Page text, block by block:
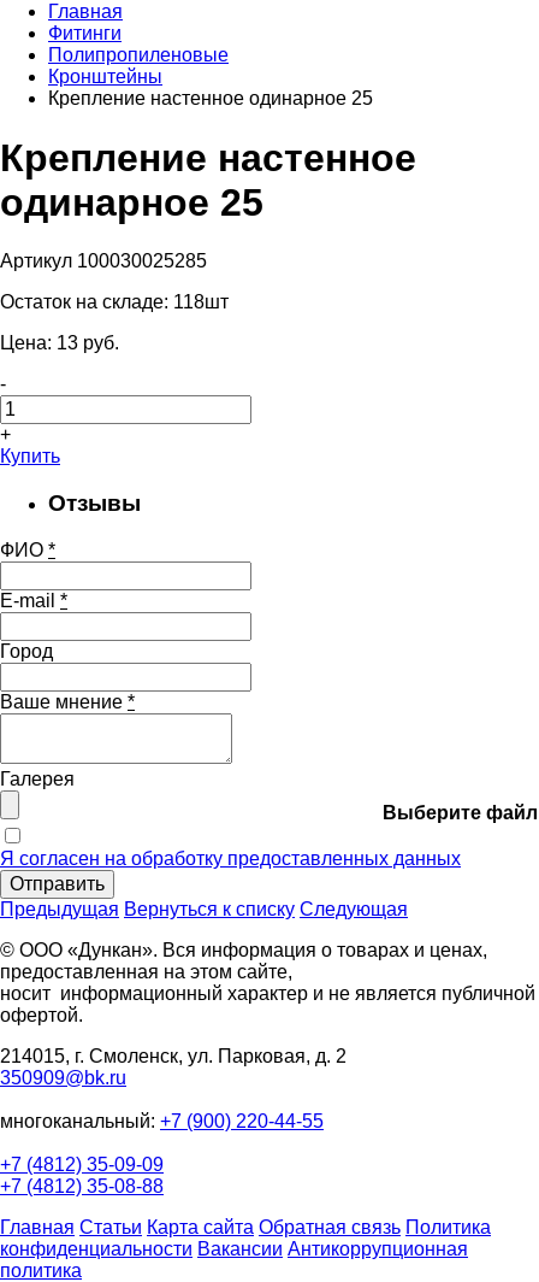
Главная
Фитинги
Полипропиленовые
Кронштейны
Крепление настенное одинарное 25
Крепление настенное
одинарное 25
Артикул 100030025285
Остаток на складе: 118шт
Цена: 13 pуб.
-
+
Купить
Отзывы
ФИО *
E-mail *
Город
Ваше мнение *
Галерея
Выберите файл
Я согласен на обработку предоставленных данных
Отправить
Предыдущая Вернуться к списку Следующая
© ООО «Дункан». Вся информация о товарах и ценах,
предоставленная на этом сайте,
носит информационный характер и не является публичной
офертой.
214015, г. Смоленск, ул. Парковая, д. 2
350909@bk.ru
многоканальный: +7 (900) 220-44-55
+7 (4812) 35-09-09
+7 (4812) 35-08-88
Главная Статьи Карта сайта Обратная связь Политика
конфиденциальности Вакансии Антикоррупционная
политика